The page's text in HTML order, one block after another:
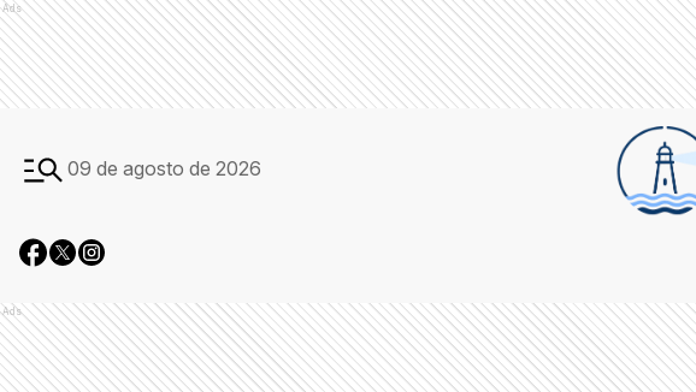
Ads
09 de agosto de 2026
Ads